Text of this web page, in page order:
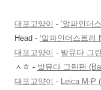
대포고양이 - ‘알파인더
Head - ‘알파인더스트리
대포고양이 - 발뮤다 그
ㅅㅎ - 발뮤다 그린팬
대포고양이 - Leica M-P